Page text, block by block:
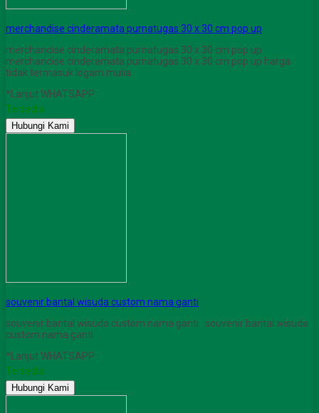
merchandise cinderamata purnatugas 30 x 30 cm pop up
merchandise cinderamata purnatugas 30 x 30 cm pop up
merchandise cinderamata purnatugas 30 x 30 cm pop up harga
tidak termasuk logam mulia
*Lanjut WHATSAPP
Tersedia
Hubungi Kami
souvenir bantal wisuda custom nama ganti
souvenir bantal wisuda custom nama ganti souvenir bantal wisuda
custom nama ganti
*Lanjut WHATSAPP
Tersedia
Hubungi Kami